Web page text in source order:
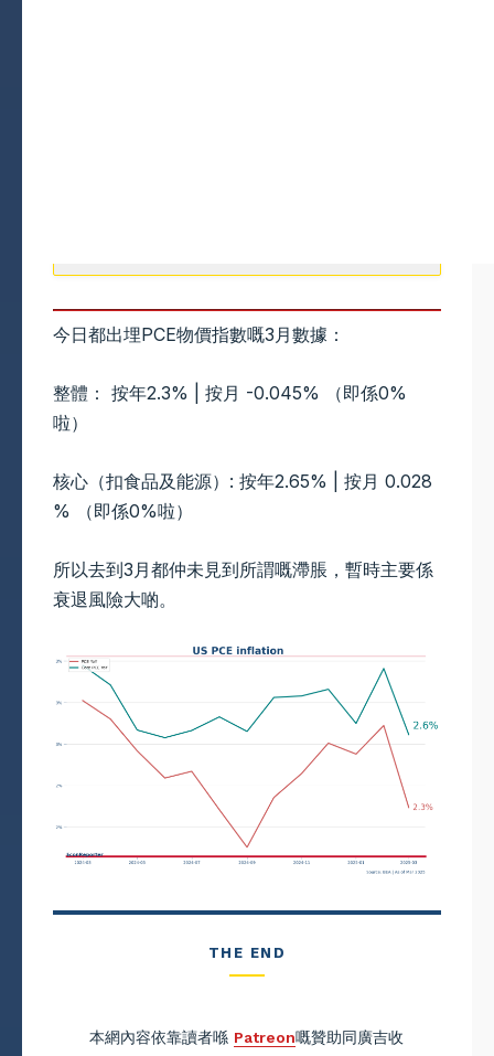
今日都出埋PCE物價指數嘅3月數據：
整體： 按年2.3% | 按月 -0.045% （即係0%
啦）
核心（扣食品及能源）: 按年2.65% | 按月 0.028
% （即係0%啦）
所以去到3月都仲未見到所謂嘅滯脹，暫時主要係
衰退風險大啲。
THE END
本網內容依靠讀者喺 Patreon嘅贊助同廣吉收